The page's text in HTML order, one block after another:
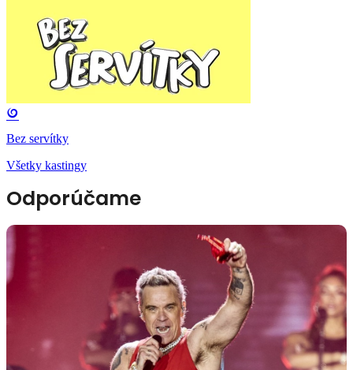
Bez servítky
Všetky kastingy
Odporúčame